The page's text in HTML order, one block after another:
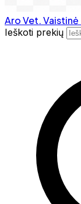
Aro Vet. Vaistinė
Ieškoti prekių